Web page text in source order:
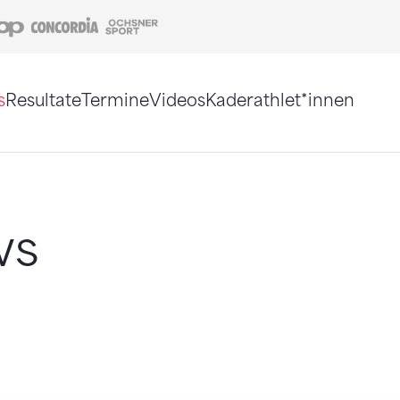
Coop Concordia
ResultateTermineVideosKaderathlet*innen